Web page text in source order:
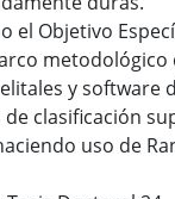
el Objetivo
metodológico
y software
clasificación
uso de